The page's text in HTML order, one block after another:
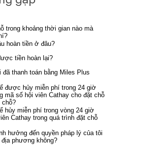
trong khoảng thời gian nào mà
hoàn tiền ở đâu?
tiền hoàn lại?
thanh toán bằng Miles Plus
được hủy miễn phí trong 24 giờ
mã số hội viên Cathay cho đặt chỗ
chỗ?
hủy miễn phí trong vòng 24 giờ
Cathay trong quá trình đặt chỗ
hưởng đến quyền pháp lý của tôi
phương không?